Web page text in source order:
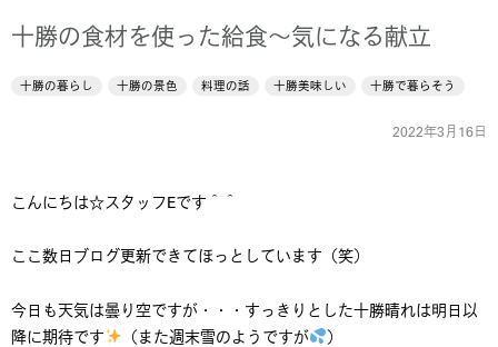
十勝の食材を使った給食～気になる献立
十勝の暮らし 十勝の景色 料理の話 十勝美味しい 十勝で暮らそう
2022年3月16日
こんにちは☆スタッフEです＾＾
ここ数日ブログ更新できてほっとしています（笑）
今日も天気は曇り空ですが・・・すっきりとした十勝晴れは明日以
降に期待です
（また週末雪のようですが ）